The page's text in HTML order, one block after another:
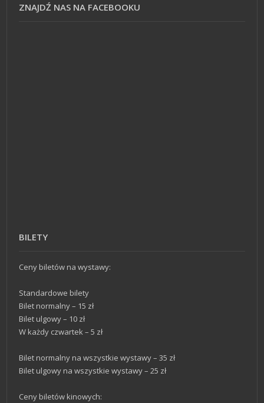
ZNAJDŹ NAS NA FACEBOOKU
BILETY
Ceny biletów na wystawy:
Standardowe bilety
Bilet normalny – 15 zł
Bilet ulgowy – 10 zł
W każdy czwartek – 5 zł
Bilet normalny na wszystkie wystawy – 35 zł
Bilet ulgowy na wszystkie wystawy – 25 zł
Ceny biletów kinowych: